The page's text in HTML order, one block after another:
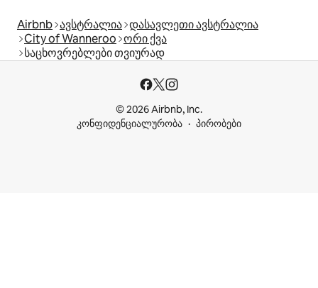
Airbnb ავსტრალია დასავლეთი ავსტრალია
City of Wanneroo ორი ქვა
საცხოვრებლები თვიურად
© 2026 Airbnb, Inc.
კონფიდენციალურობა
პირობები